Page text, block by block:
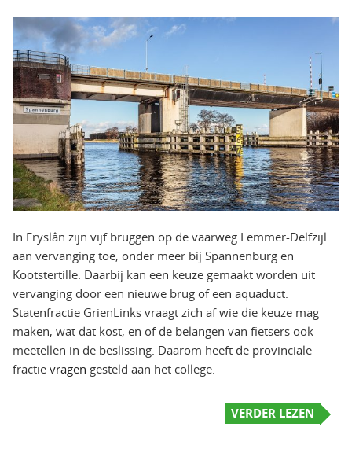
In Fryslân zijn vijf bruggen op de vaarweg Lemmer-Delfzijl
aan vervanging toe, onder meer bij Spannenburg en
Kootstertille. Daarbij kan een keuze gemaakt worden uit
vervanging door een nieuwe brug of een aquaduct.
Statenfractie GrienLinks vraagt zich af wie die keuze mag
maken, wat dat kost, en of de belangen van fietsers ook
meetellen in de beslissing. Daarom heeft de provinciale
fractie vragen gesteld aan het college.
VERDER LEZEN